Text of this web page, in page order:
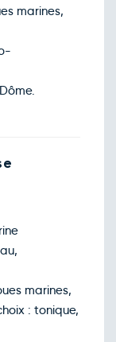
marines,
marines,
: tonique,